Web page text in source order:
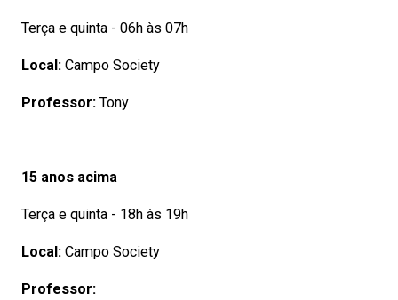
Terça e quinta - 06h às 07h
Local: Campo Society
Professor: Tony
15 anos acima
Terça e quinta - 18h às 19h
Local: Campo Society
Professor: